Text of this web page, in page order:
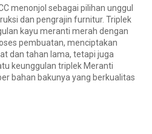
menonjol sebagai pilihan unggul
dan pengrajin furnitur. Triplek
kayu meranti merah dengan
pembuatan, menciptakan
dan tahan lama, tetapi juga
keunggulan triplek Meranti
bahan bakunya yang berkualitas